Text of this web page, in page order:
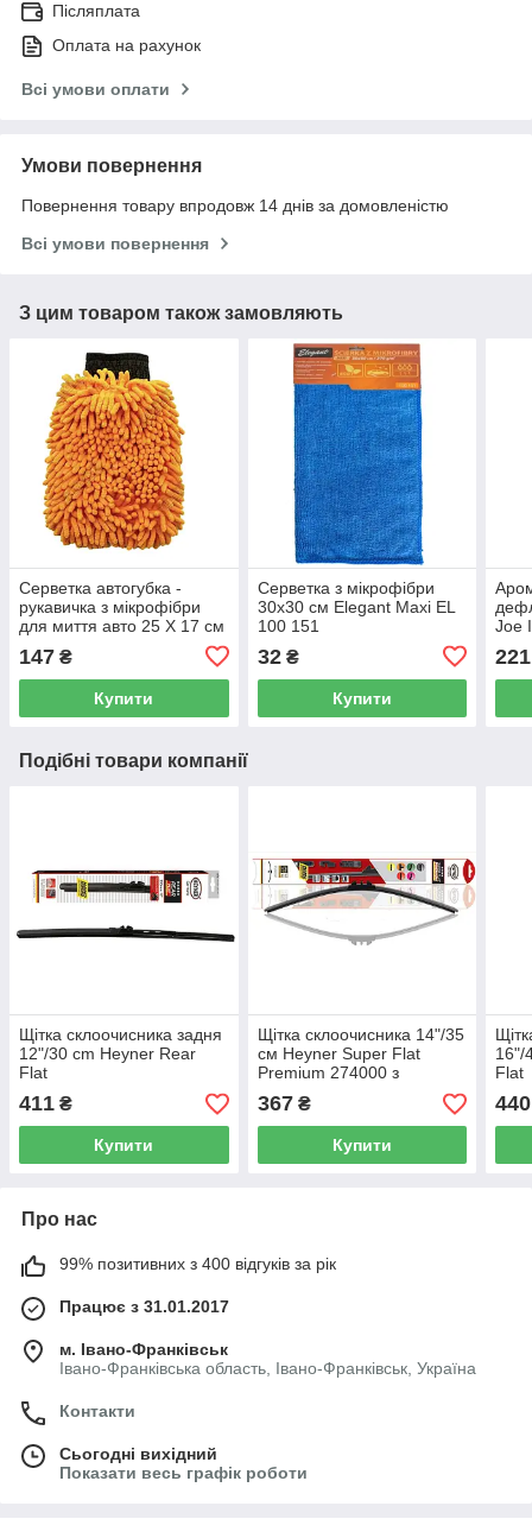
Післяплата
Оплата на рахунок
Всі умови оплати
Умови повернення
Повернення товару впродовж 14 днів за домовленістю
Всі умови повернення
З цим товаром також замовляють
Серветка автогубка -
рукавичка з мікрофібри
для миття авто 25 Х 17 см
Elegant Maxi EL 100 153
147 ₴
Купити
Серветка з мікрофібри
30x30 см Elegant Maxi EL
100 151
32₴
Купити
Joe
221
Подібні товари компанії
Щітка склоочисника задня
12"/30 cm Heyner Rear
Flat
411 ₴
Купити
Щітка склоочисника 14"/35
см Heyner Super Flat
Premium 274000 з
набором адаптерів
367₴
Купити
16"/
Flat
440
Про нас
99% позитивних з 400 відгуків за рік
Працює з 31.01.2017
м. Івано-Франківськ
Івано-Франківська область, Івано-Франківськ, Україна
Контакти
Сьогодні вихідний
Показати весь графік роботи